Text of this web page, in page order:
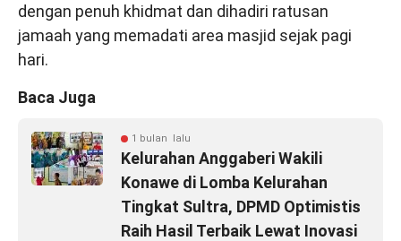
dengan penuh khidmat dan dihadiri ratusan
jamaah yang memadati area masjid sejak pagi
hari.
Baca Juga
1 bulan lalu
Kelurahan Anggaberi Wakili
Konawe di Lomba Kelurahan
Tingkat Sultra, DPMD Optimistis
Raih Hasil Terbaik Lewat Inovasi